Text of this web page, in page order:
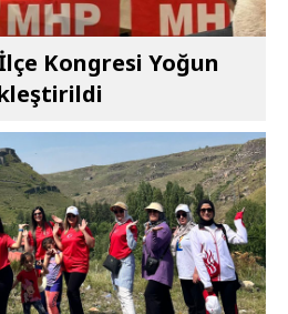
Kongresi Yoğun